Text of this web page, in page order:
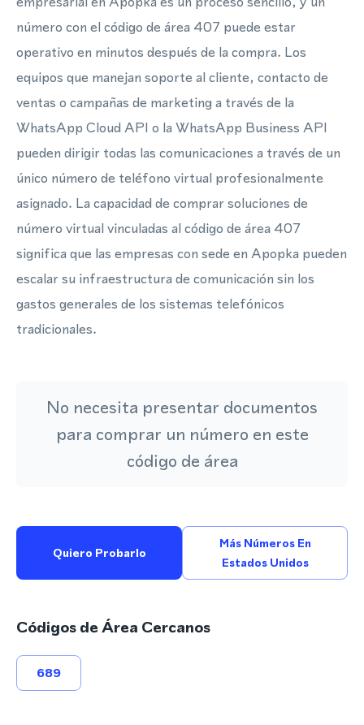
número con el código de área 407 puede estar
operativo en minutos después de la compra. Los
equipos que manejan soporte al cliente, contacto de
ventas o campañas de marketing a través de la
WhatsApp Cloud API o la WhatsApp Business API
pueden dirigir todas las comunicaciones a través de un
único número de teléfono virtual profesionalmente
asignado. La capacidad de comprar soluciones de
número virtual vinculadas al código de área 407
significa que las empresas con sede en Apopka pueden
escalar su infraestructura de comunicación sin los
gastos generales de los sistemas telefónicos
tradicionales.
No necesita presentar documentos
para comprar un número en este
código de área
Quiero Probarlo
Más Números En
Estados Unidos
Códigos de Área Cercanos
689